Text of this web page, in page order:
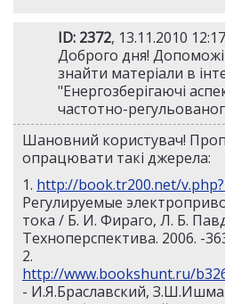
ID: 2372, 13.11.2010 12:17
Доброго дня!
знайти матеріали в
"Енергозберігаючі
частотно-
Шановний користувач!
опрацювати такі джерела:
1. http://book.tr200.net/
Регулируемые
тока / Б. И. Фираго, Л. Б.
Техноперспектива. 2006. -
2.
http://www.bookshunt.ru/
- И.Я.Браславский,